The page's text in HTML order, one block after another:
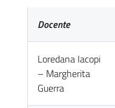
Docente
Loredana Iacopi
– Margherita
Guerra